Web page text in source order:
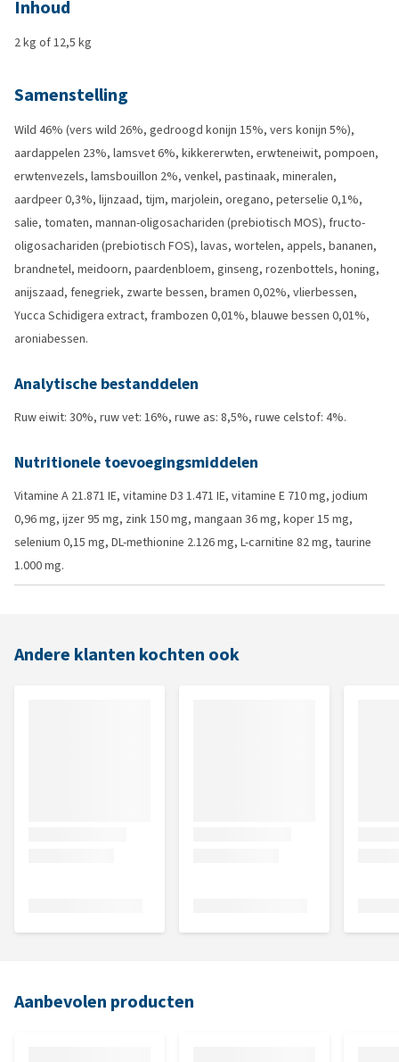
Inhoud
2 kg of 12,5 kg
Samenstelling
Wild 46% (vers wild 26%, gedroogd konijn 15%, vers konijn 5%),
aardappelen 23%, lamsvet 6%, kikkererwten, erwteneiwit, pompoen,
erwtenvezels, lamsbouillon 2%, venkel, pastinaak, mineralen,
aardpeer 0,3%, lijnzaad, tijm, marjolein, oregano, peterselie 0,1%,
salie, tomaten, mannan-oligosachariden (prebiotisch MOS), fructo-
oligosachariden (prebiotisch FOS), lavas, wortelen, appels, bananen,
brandnetel, meidoorn, paardenbloem, ginseng, rozenbottels, honing,
anijszaad, fenegriek, zwarte bessen, bramen 0,02%, vlierbessen,
Yucca Schidigera extract, frambozen 0,01%, blauwe bessen 0,01%,
aroniabessen.
Analytische bestanddelen
Ruw eiwit: 30%, ruw vet: 16%, ruwe as: 8,5%, ruwe celstof: 4%.
Nutritionele toevoegingsmiddelen
Vitamine A 21.871 IE, vitamine D3 1.471 IE, vitamine E 710 mg, jodium
0,96 mg, ijzer 95 mg, zink 150 mg, mangaan 36 mg, koper 15 mg,
selenium 0,15 mg, DL-methionine 2.126 mg, L-carnitine 82 mg, taurine
1.000 mg.
Andere klanten kochten ook
Aanbevolen producten